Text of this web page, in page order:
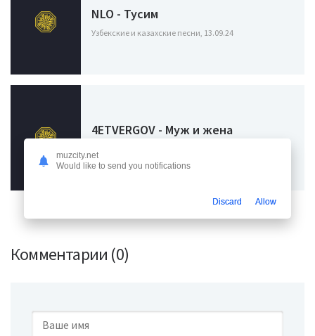
NLO - Тусим
Узбекские и казахские песни, 13.09.24
4ETVERGOV - Муж и жена
Комментарии (0)
muzcity.net
Would like to send you notifications
Discard Allow